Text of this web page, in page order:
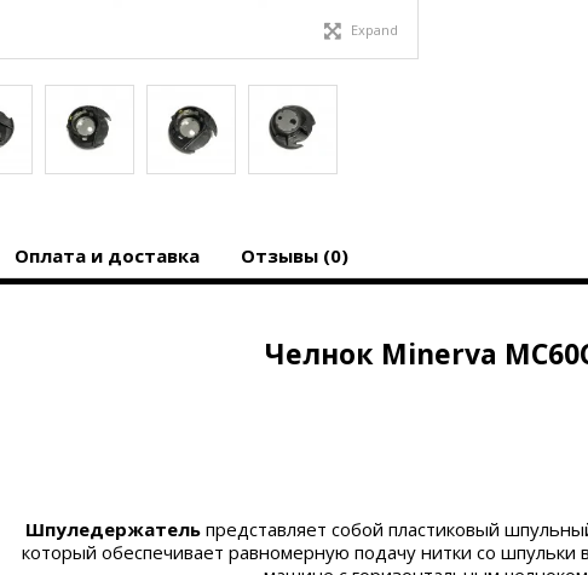
Expand
Оплата и доставка Отзывы (0)
Челнок Minerva
Шпуледержательпредставляет собой пластиковый
который обеспечивает равномерную подачу нитки со шпульки